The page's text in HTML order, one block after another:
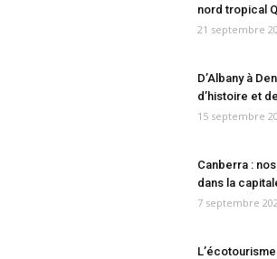
nord tropical
21 septembre
D’Albany à
d’histoire et
15 septembre
Canberra :
dans la
7 septembre